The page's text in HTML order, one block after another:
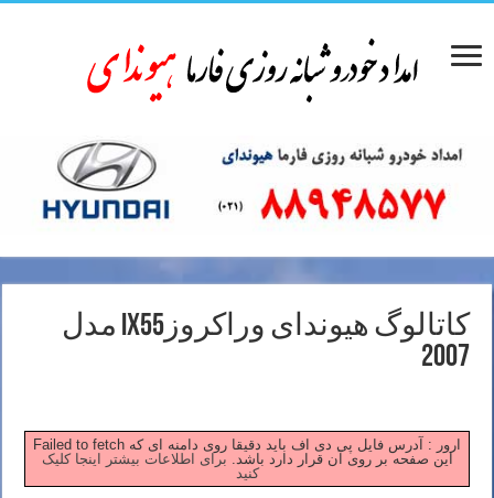
کاتالوگ هیوندای وراکروزix55 مدل
2007
Failed to fetch ارور : آدرس فایل پی دی اف باید دقیقا روی دامنه ای که
این صفحه بر روی آن قرار دارد باشد. برای اطلاعات بیشتر اینجا کلیک
کنید